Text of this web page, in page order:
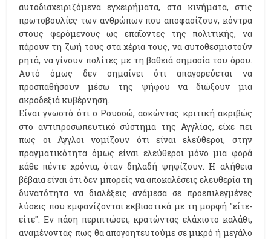
αυτοδιαχειριζόμενα εγχειρήματα, στα κινήματα, στις
πρωτοβουλίες των ανθρώπων που αποφασίζουν, κόντρα
στους φερόμενους ως επαϊοντες της πολιτικής, να
πάρουν τη ζωή τους στα χέρια τους, να αυτοθεσμιστούν
ρητά, να γίνουν πολίτες με τη βαθειά σημασία του όρου.
Αυτό όμως δεν σημαίνει ότι απαγορεύεται να
προσπαθήσουν μέσω της ψήφου να διώξουν μια
ακροδεξιά κυβέρνηση.
Είναι γνωστό ότι ο Ρουσσώ, ασκώντας κριτική ακριβώς
στο αντιπροσωπευτικό σύστημα της Αγγλίας, είχε πει
πως οι Άγγλοι νομίζουν ότι είναι ελεύθεροι, στην
πραγματικότητα όμως είναι ελεύθεροι μόνο μια φορά
κάθε πέντε χρόνια, όταν δηλαδή ψηφίζουν. Η αλήθεια
βέβαια είναι ότι δεν μπορείς να αποκαλέσεις ελευθερία τη
δυνατότητα να διαλέξεις ανάμεσα σε προεπιλεγμένες
λύσεις που εμφανίζονται εκβιαστικά με τη μορφή "είτε-
είτε". Εν πάση περιπτώσει, κρατώντας ελάχιστο καλάθι,
αναμένοντας πως θα απογοητευτούμε σε μικρό ή μεγάλο